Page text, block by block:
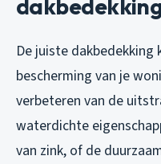
De juiste dakbedekking
bescherming van je
verbeteren van de
waterdichte
van zink, of de